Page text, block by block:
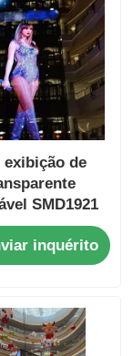
exibição de
SMD1921
para
inquérito